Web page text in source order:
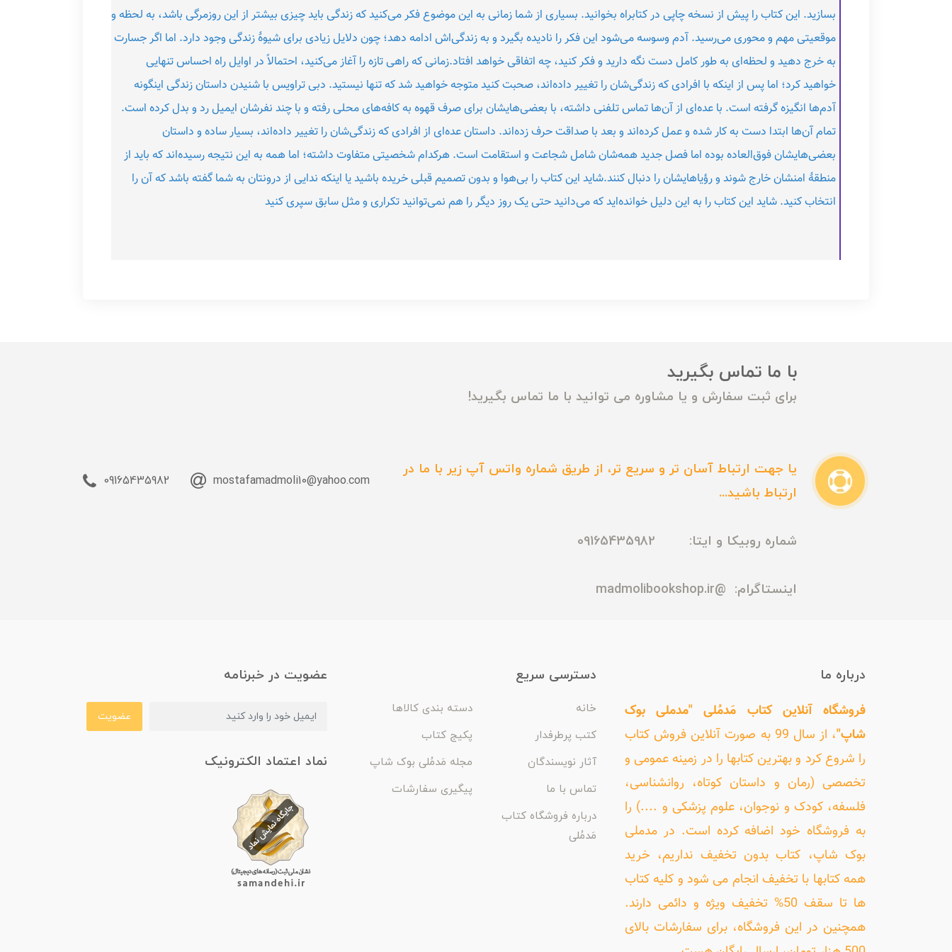
بسازید. این کتاب را پیش از نسخه چاپی در کتابراه بخوانید. بسیاری از شما زمانی به این موضوع فکر می‌کنید که زندگی باید چیزی بیشتر از این روزمرگی باشد، به لحظه و
موقعیتی مهم و محوری می‌رسید. آدم وسوسه می‌شود این فکر را نادیده بگیرد و به زندگی‌اش ادامه دهد؛ چون دلایل زیادی برای شیوۀ زندگی وجود دارد. اما اگر جسارت
به خرج دهید و لحظه‌ای به ‌طور کامل دست نگه دارید و فکر کنید، چه اتفاقی خواهد افتاد.زمانی که راهی تازه را آغاز می‌کنید، احتمالاً در اوایل راه احساس تنهایی
خواهید کرد؛ اما پس از اینکه با افرادی که زندگی‌شان را تغییر داده‌اند، صحبت کنید متوجه خواهید شد که تنها نیستید. دبی تراویس با شنیدن داستان زندگی‌ اینگونه
آدم‌ها انگیزه گرفته است. با عده‌ای از آن‌ها تماس تلفنی داشته، با بعضی‌هایشان برای صرف قهوه به کافه‌های محلی رفته و با چند نفرشان ایمیل رد و بدل کرده است.
تمام آن‌ها ابتدا دست ‌به ‌کار شده و عمل کرده‌اند و بعد با صداقت حرف زده‌اند. داستان عده‌ای از افرادی که زندگی‌شان را تغییر داده‌اند، بسیار ساده و داستان
بعضی‌هایشان فوق‌العاده بوده اما فصل جدید همه‌شان شامل شجاعت و استقامت است. هرکدام شخصیتی متفاوت داشته؛ اما همه به این نتیجه رسیده‌اند که باید از
منطقۀ امنشان خارج شوند و رؤیاهایشان را دنبال کنند.شاید این کتاب را بی‌هوا و بدون تصمیم قبلی خریده باشید یا اینکه ندایی از درونتان به شما گفته باشد که آن را
انتخاب کنید. شاید این کتاب را به این دلیل خوانده‌اید که می‌دانید حتی یک روز دیگر را هم نمی‌توانید تکراری و مثل سابق سپری کنید
با ما تماس بگیرید
برای ثبت سفارش و یا مشاوره می توانید با ما تماس بگیرید!
یا جهت ارتباط آسان تر و سریع تر، از طریق شماره واتس آپ زیر با ما در
ارتباط باشید...
شماره روبیکا و ایتا: 09165435982
اینستاگرام: @madmolibookshop.ir
mostafamadmoli10@yahoo.com
09165435982
درباره ما
فروشگاه آنلاین کتاب مَدمُلی "مدملی بوک
شاپ"
، از سال 99 به صورت آنلاین فروش کتاب
را شروع کرد و بهترین کتابها را در زمینه عمومی و
تخصصی (رمان و داستان کوتاه، روانشناسی،
فلسفه، کودک و نوجوان، علوم پزشکی و ....) را
به فروشگاه خود اضافه کرده است. در مدملی
بوک شاپ، کتاب بدون تخفیف نداریم، خرید
همه کتابها با تخفیف انجام می شود و کلیه کتاب
ها تا سقف 50% تخفیف ویژه و دائمی دارند.
همچنین در این فروشگاه، برای سفارشات بالای
دسترسی سریع
خانه
دسته بندی کالاها
کتب پرطرفدار
پکیج کتاب
آثار نویسندگان
مجله مَدمُلی بوک شاپ
تماس با ما
پیگیری سفارشات
درباره فروشگاه کتاب
مَدمُلی
عضویت در خبرنامه
عضویت
نماد اعتماد الکترونیک